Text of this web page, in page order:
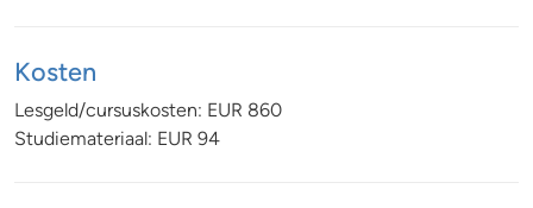
Kosten
Lesgeld/cursuskosten: EUR 860
Studiemateriaal: EUR 94